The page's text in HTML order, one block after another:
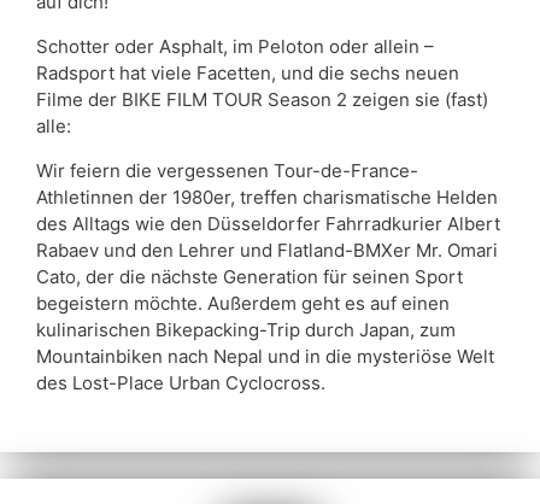
Schotter oder Asphalt, im Peloton oder allein –
Radsport hat viele Facetten, und die sechs neuen
Filme der BIKE FILM TOUR Season 2 zeigen sie (fast)
alle:
Wir feiern die vergessenen Tour-de-France-
Athletinnen der 1980er, treffen charismatische Helden
des Alltags wie den Düsseldorfer Fahrradkurier Albert
Rabaev und den Lehrer und Flatland-BMXer Mr. Omari
Cato, der die nächste Generation für seinen Sport
begeistern möchte. Außerdem geht es auf einen
kulinarischen Bikepacking-Trip durch Japan, zum
Mountainbiken nach Nepal und in die mysteriöse Welt
des Lost-Place Urban Cyclocross.